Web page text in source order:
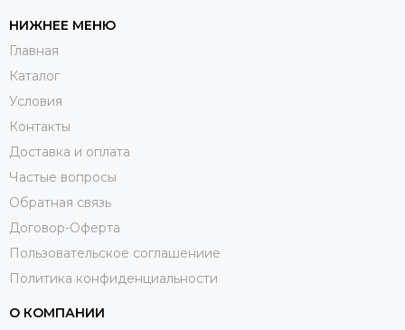
НИЖНЕЕ МЕНЮ
Главная
Каталог
Условия
Контакты
Доставка и оплата
Частые вопросы
Обратная связь
Договор-Оферта
Пользовательское соглашениие
Политика конфиденциальности
О КОМПАНИИ